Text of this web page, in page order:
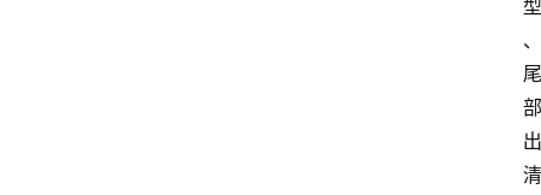
型
、
尾
部
出
清